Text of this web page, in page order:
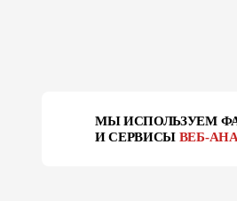
МЫ ИСПОЛЬЗУЕМ
И СЕРВИСЫ ВЕБ-